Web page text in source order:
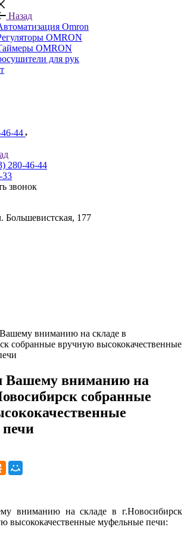
Назад
Omron
OMRON
OMRON
для рук
44
280-46-44
33
звонок
Большевистская, 177
вниманию на складе в
собранные вручную высококачественные
Вашему вниманию на
собранные
вниманию на складе в г.Новосибирск
высококачественные муфельные печи: